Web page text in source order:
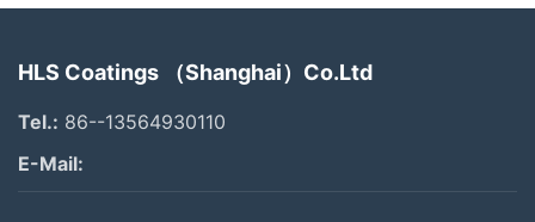
HLS Coatings （Shanghai）Co.Ltd
Tel.: 86--13564930110
E-Mail: